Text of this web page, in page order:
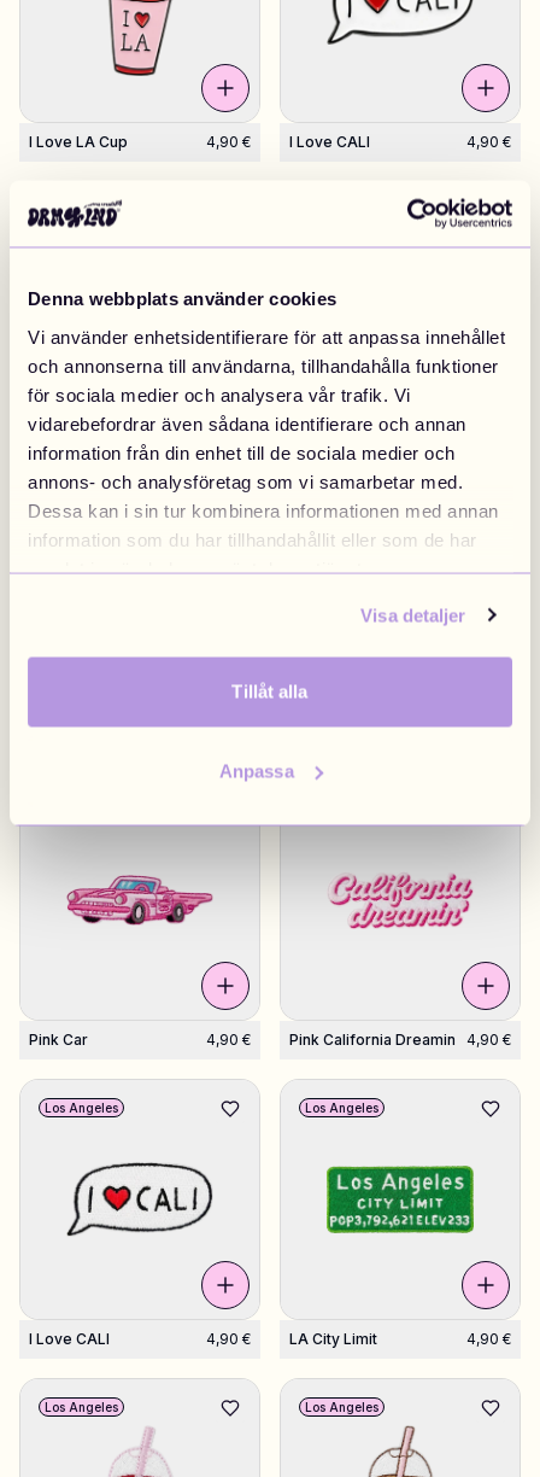
Denna webbplats använder cookies
Vi använder enhetsidentifierare för att anpassa innehållet
och annonserna till användarna, tillhandahålla funktioner
för sociala medier och analysera vår trafik. Vi
vidarebefordrar även sådana identifierare och annan
information från din enhet till de sociala medier och
annons- och analysföretag som vi samarbetar med.
Dessa kan i sin tur kombinera informationen med annan
information som du har tillhandahållit eller som de har
samlat in när du har använt deras tjänster.
Visa detaljer
Tillåt alla
Anpassa
I Love LA Cup 4,90 € I Love CALI 4,90 €
Los Angeles
Los Angeles Los Angeles
Pink Car 4,90 € Pink California Dreamin 4,90 €
I Love CALI 4,90 €
Los Angeles
LA City Limit 4,90 €
Los Angeles
Los Angeles Los Angeles